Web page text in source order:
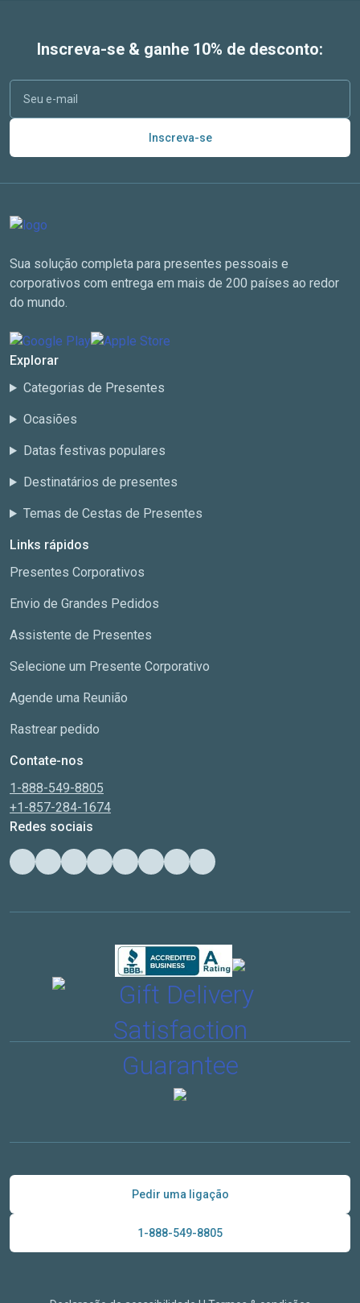
Inscreva-se & ganhe 10% de desconto:
Inscreva-se
Sua solução completa para presentes pessoais e
corporativos com entrega em mais de 200 países ao redor
do mundo.
Explorar
Categorias de Presentes
Ocasiões
Datas festivas populares
Destinatários de presentes
Temas de Cestas de Presentes
Links rápidos
Presentes Corporativos
Envio de Grandes Pedidos
Assistente de Presentes
Selecione um Presente Corporativo
Agende uma Reunião
Rastrear pedido
Contate-nos
1-888-549-8805
+1-857-284-1674
Redes sociais
Pedir uma ligação
1-888-549-8805